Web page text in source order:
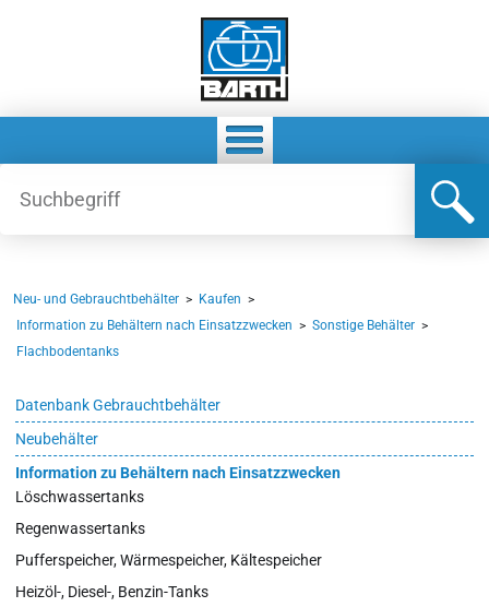
Neu- und Gebrauchtbehälter > Kaufen >
Information zu Behältern nach Einsatzzwecken > Sonstige Behälter >
Flachbodentanks
Datenbank Gebrauchtbehälter
Neubehälter
Information zu Behältern nach Einsatzzwecken
Löschwassertanks
Regenwassertanks
Pufferspeicher, Wärmespeicher, Kältespeicher
Heizöl-, Diesel-, Benzin-Tanks